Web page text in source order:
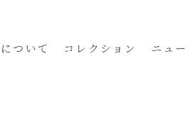
について コレクション ニュ